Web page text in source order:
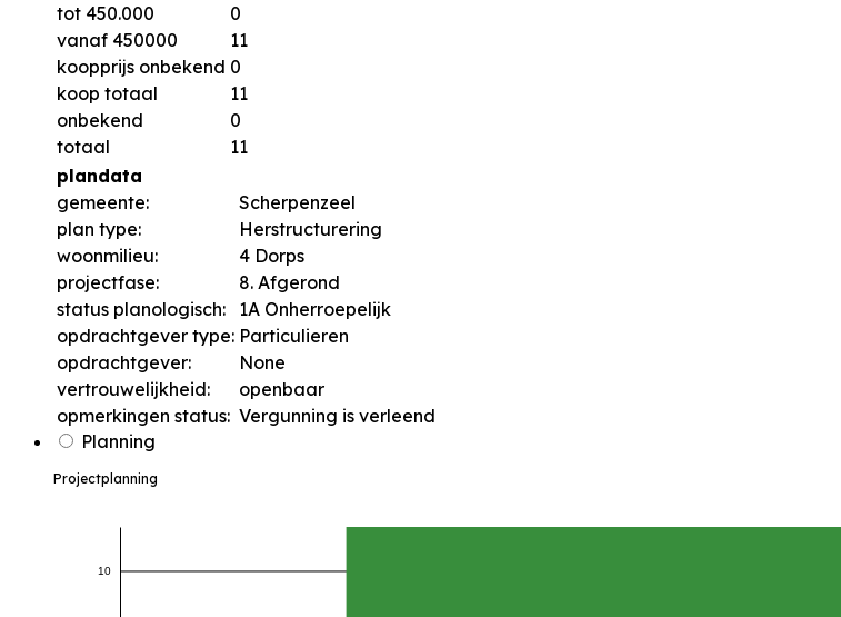
tot 450.000
0
vanaf 450000
11
koopprijs onbekend 0
koop totaal
11
onbekend
0
totaal
11
plandata
gemeente:
Scherpenzeel
plan type:
Herstructurering
woonmilieu:
4 Dorps
projectfase:
8. Afgerond
status planologisch:
1A Onherroepelijk
opdrachtgever type: Particulieren
opdrachtgever:
None
vertrouwelijkheid:
openbaar
opmerkingen status: Vergunning is verleend
Planning
Projectplanning
10